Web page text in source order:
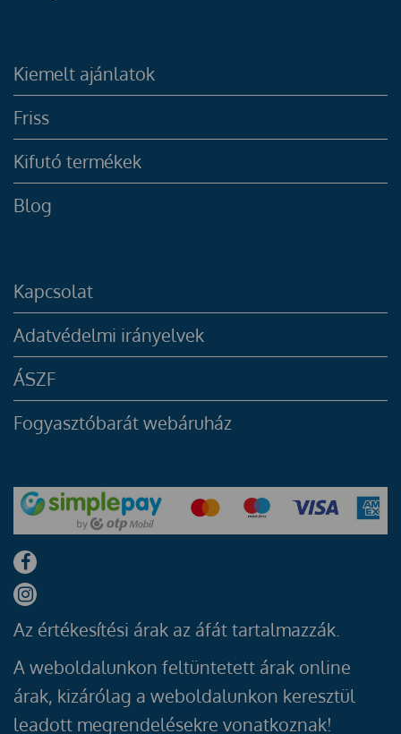
Kiemelt ajánlatok
Friss
Kifutó termékek
Blog
Kapcsolat
Adatvédelmi irányelvek
ÁSZF
Fogyasztóbarát webáruház
Az értékesítési árak az áfát tartalmazzák.
A weboldalunkon feltüntetett árak online
árak, kizárólag a weboldalunkon keresztül
leadott megrendelésekre vonatkoznak!